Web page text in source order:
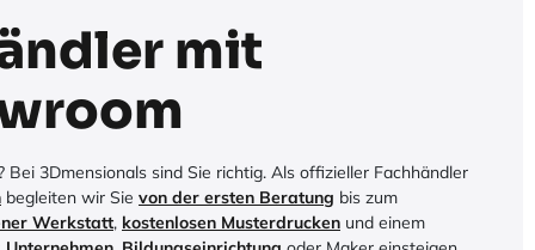
mit
3Dmensionals sind Sie richtig. Als offizieller Fachhändler
begleiten wir Sie von der ersten Beratung bis zum
Werkstatt, kostenlosen Musterdrucken und einem